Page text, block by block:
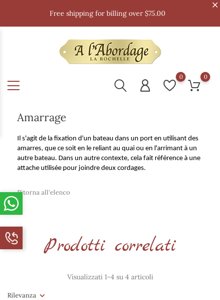
Free shipping for billing over $75.00
0 0
Amarrage
Il s'agit de la fixation d'un bateau dans un port en utilisant des
amarres, que ce soit en le reliant au quai ou en l'arrimant à un
autre bateau. Dans un autre contexte, cela fait référence à une
attache utilisée pour joindre deux cordages.
Ritorna all'elenco
Prodotti correlati
Rilevanza
Visualizzati 1-4 su 4 articoli